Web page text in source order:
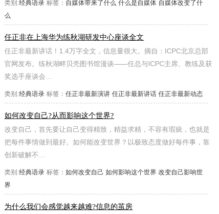
类别:经典语录 标签： 自媒体带来了什么 什么是自媒体 自媒体改变了什
么
任正非在上海华为练秋湖研发中心座谈全文
任正非最新讲话！1.4万字全文，信息量很大。摘自：ICPC北京总部
官网发布。练秋湖畔贝壳图书馆漫谈——任总与ICPC主席、教练及获
奖选手座谈会…
类别:经典语录 标签：任正非最新演讲 任正非最新讲话 任正非最新动态
如何改变自己?从而影响这个世界?
改变自己，首先要让自己变得精致，精益求精，不容有瑕疵，也就是
把每件事情做到最好。如何能改变世界？以极致态度做好每件事，靠
创新破解不…
类别:经典语录 标签：如何改变自己 如何影响这个世界 改变自己影响世
界
为什么我们会感觉越来越难?信息的茧房